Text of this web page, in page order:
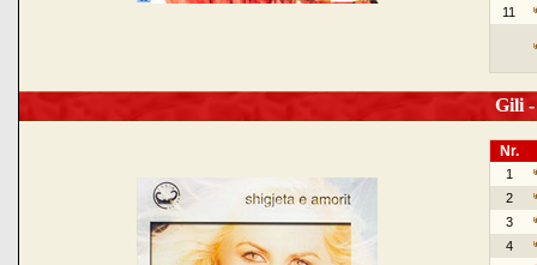
11
Gili
Nr.
1
2
3
4